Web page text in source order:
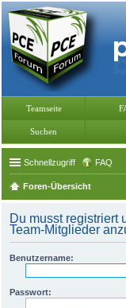
Teamseite
Suchen
Schnellzugriff FAQ
Foren-Übersicht
Du musst registriert
Team-Mitglieder
Benutzername:
Passwort: